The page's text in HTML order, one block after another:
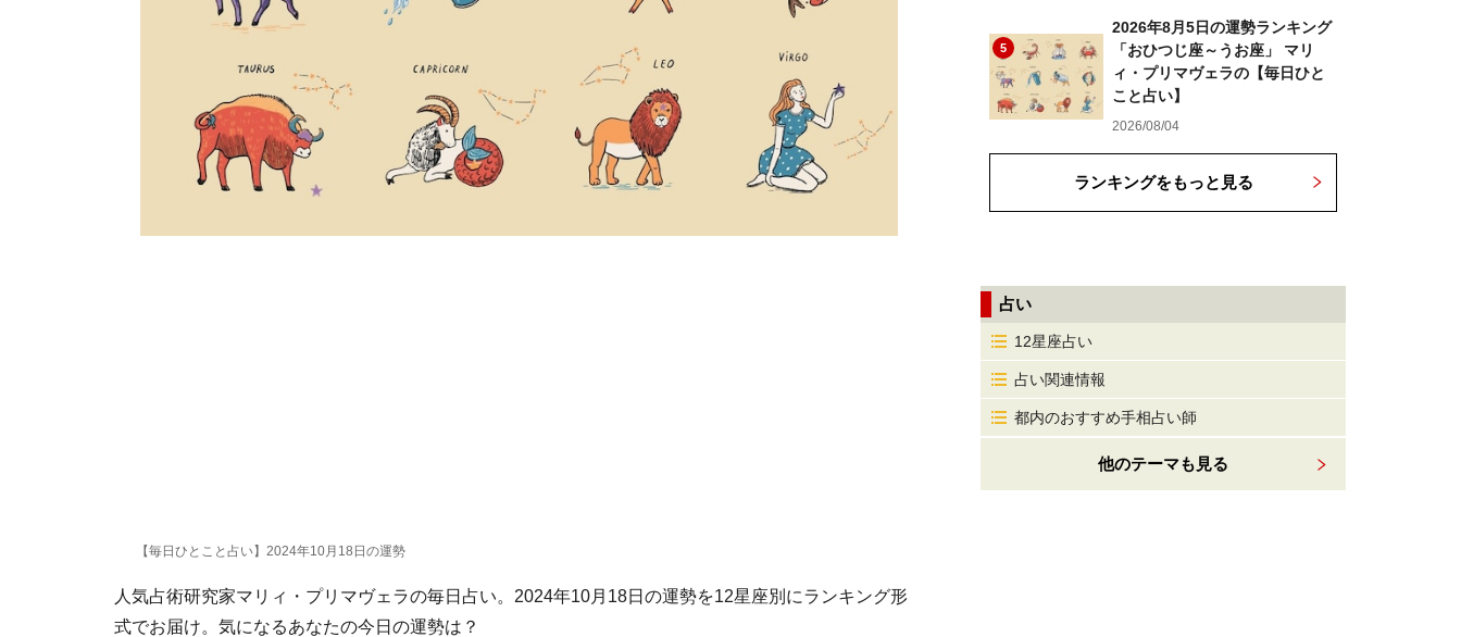
【毎日ひとこと占い】2024年10月18日の運勢
人気占術研究家マリィ・プリマヴェラの毎日占い。2024年10月18日の運勢を12星座別にランキング形
式でお届け。気になるあなたの今日の運勢は？
5
2026年8月5日の運勢ランキング
「おひつじ座～うお座」 マリ
ィ・プリマヴェラの【毎日ひと
こと占い】
2026/08/04
ランキングをもっと見る
占い
12星座占い
占い関連情報
都内のおすすめ手相占い師
他のテーマも見る